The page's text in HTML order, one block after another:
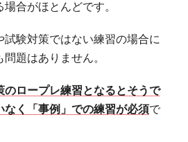
合がほとんどです。
試験対策ではない練習の場合に
題はありません。
のロープレ練習となるとそうで
なく「事例」での練習が必須で